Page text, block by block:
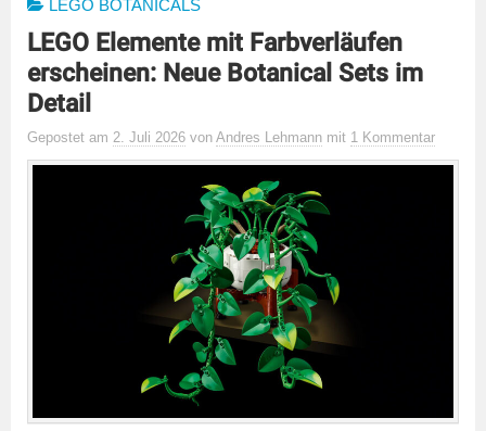
LEGO BOTANICALS
LEGO Elemente mit Farbverläufen
erscheinen: Neue Botanical Sets im
Detail
Gepostet am 2. Juli 2026 von Andres Lehmann mit 1 Kommentar